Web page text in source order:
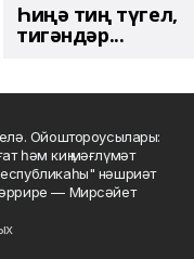
Һиңә тиң түгел,
тигәндәр...
Ойоштороусылары:
һәм киң мәғлүмәт
нәшриәт
— Мирсәйет